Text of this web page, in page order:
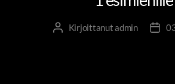
Kirjoittanutadmin